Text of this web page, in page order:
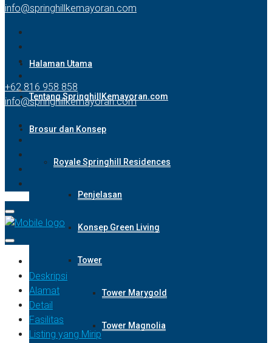
info@springhillkemayoran.com
Halaman Utama
Tentang SpringhillKemayoran.com
Brosur dan Konsep
Royale Springhill Residences
Penjelasan
Konsep Green Living
Tower
Tower Marygold
Tower Magnolia
+62 816 958 858
info@springhillkemayoran.com
Deskripsi
Alamat
Detail
Fasilitas
Listing yang Mirip